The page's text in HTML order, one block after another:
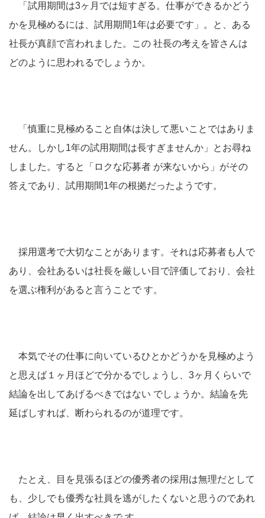
「試用期間は3ヶ月では短すぎる。仕事ができるかどう
かを見極めるには、試用期間1年は必要です」。と、ある
社長が真顔で言われました。この 社長の考えを皆さんは
どのように思われるでしょうか。
「慎重に見極めること自体は決して悪いことではありま
せん。しかし1年の試用期間は長すぎませんか」とお尋ね
しました。すると「ロクな応募者 が来ないから」がその
答えであり、試用期間1年の根拠だったようです。
採用選考で大切なことがあります。それは応募者も人で
あり、会社あるいは社長を厳しい目で評価しており、会社
を選ぶ権利があると言うことで す。
本気でその仕事に向いているひとかどうかを見極めよう
と思えば１ヶ月ほどで分かるでしょうし、3ヶ月くらいで
結論を出してあげるべきではない でしょうか。結論を先
延ばしすれば、断わられるのが道理です。
たとえ、目を見張るほどの優秀者の採用は無理だとして
も、少しでも優秀な社員を逃がしたくないと思うのであれ